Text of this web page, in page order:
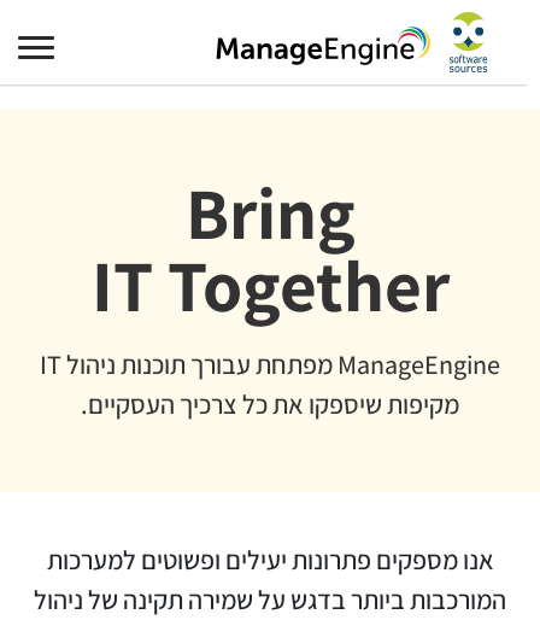
Bring
IT Together
ManageEngine מפתחת עבורך תוכנות ניהול IT
מקיפות שיספקו את כל צרכיך העסקיים.
אנו מספקים פתרונות יעילים ופשוטים למערכות
המורכבות ביותר בדגש על שמירה תקינה של ניהול